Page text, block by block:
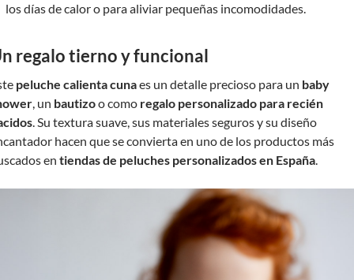
los días de calor o para aliviar pequeñas incomodidades.
regalo tierno y funcional
peluche calienta cunaes un detalle precioso para un baby
, un bautizoo como regalo personalizado para recién
. Su textura suave, sus materiales seguros y su diseño
hacen que se convierta en uno de los productos más
en tiendas de peluches personalizados en España.